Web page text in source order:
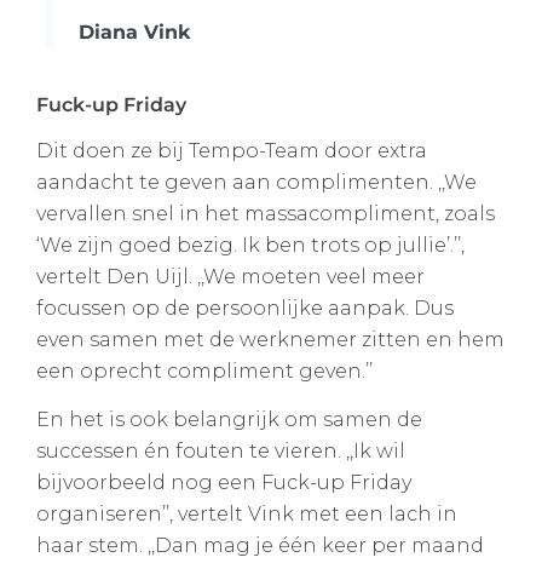
Diana Vink
Fuck-up Friday
Dit doen ze bij Tempo-Team door extra
aandacht te geven aan complimenten. ,,We
vervallen snel in het massacompliment, zoals
‘We zijn goed bezig. Ik ben trots op jullie’.’’,
vertelt Den Uijl. ,,We moeten veel meer
focussen op de persoonlijke aanpak. Dus
even samen met de werknemer zitten en hem
een oprecht compliment geven.’’
En het is ook belangrijk om samen de
successen én fouten te vieren. ,,Ik wil
bijvoorbeeld nog een Fuck-up Friday
organiseren’’, vertelt Vink met een lach in
haar stem. ,,Dan mag je één keer per maand